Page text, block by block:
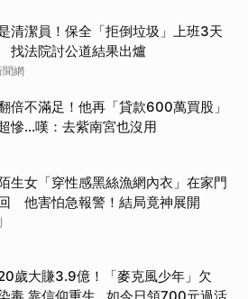
清潔員！保全「拒倒垃圾」上班3天
法院討公道結果出爐
聞網
倍不滿足！他再「貸款600萬買股」
慘...嘆：去紫南宮也沒用
生女「穿性感黑絲漁網內衣」在家門
他害怕急報警！結局竟神展開
歲大賺3.9億！「麥克風少年」欠